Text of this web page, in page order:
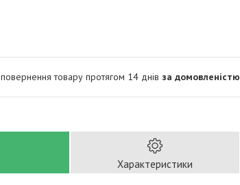
повернення товару протягом 14 днів за домовленістю
Характеристики